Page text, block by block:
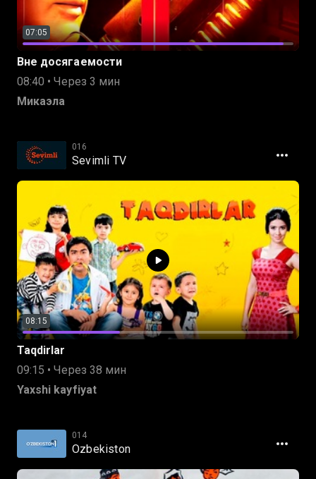
07:05
Вне досягаемости
08:40 • Через 3 мин
Микаэла
016
Sevimli TV
08:15
Taqdirlar
09:15 • Через 38 мин
Yaxshi kayfiyat
014
Ozbekiston